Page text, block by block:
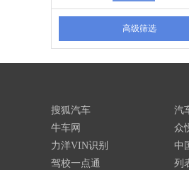
高级筛选
搜狐汽车
牛车网
力洋VIN识别
驾校一点通
汽
众
中
列